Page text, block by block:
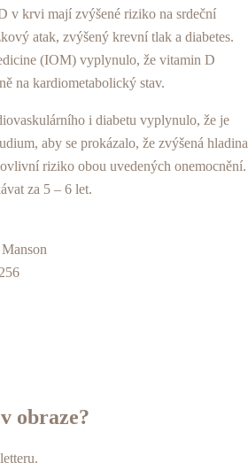
v krvi mají zvýšené riziko na srdeční
atak, zvýšený krevní tlak a diabetes.
(IOM) vyplynulo, že vitamin D
na kardiometabolický stav.
i diabetu vyplynulo, že je
aby se prokázalo, že zvýšená hladina
riziko obou uvedených onemocnění.
za 5 – 6 let.
obraze?